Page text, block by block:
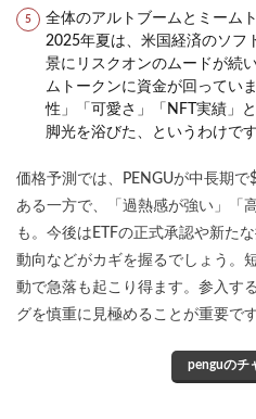
全体のアルトブームとミーム
2025年夏は、米国経済のソフ
景にリスクオンのムードが続
ムトークンに資金が回ってい
性」「可愛さ」「NFT実績」
脚光を浴びた、というわけです
価格予測では、PENGUが中長期
ある一方で、「過熱感が強い」「
も。今後はETFの正式承認や新た
動向などがカギを握るでしょう。
動で急落も起こり得ます。参入す
グを慎重に見極めることが重要です
penguのチ